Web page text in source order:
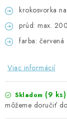
KONTAKTY
Kontakty
krokosvorka
prúd: max.
farba: červená
Viac informácií
Skladom (9 ks)